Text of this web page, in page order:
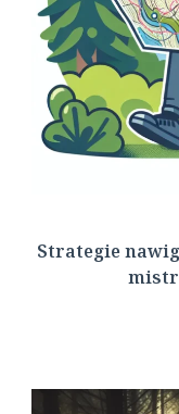
Strategie